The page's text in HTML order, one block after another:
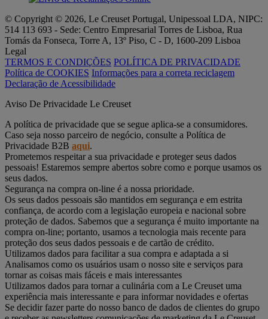
© Copyright © 2026, Le Creuset Portugal, Unipessoal LDA, NIPC:
514 113 693 - Sede: Centro Empresarial Torres de Lisboa, Rua
Tomás da Fonseca, Torre A, 13º Piso, C - D, 1600-209 Lisboa
Legal
TERMOS E CONDIÇÕES POLÍTICA DE PRIVACIDADE
Política de COOKIES Informações para a correta reciclagem
Declaração de Acessibilidade
Aviso De Privacidade Le Creuset
A política de privacidade que se segue aplica-se a consumidores.
Caso seja nosso parceiro de negócio, consulte a Política de
Privacidade B2B aqui.
Prometemos respeitar a sua privacidade e proteger seus dados
pessoais! Estaremos sempre abertos sobre como e porque usamos os
seus dados.
Segurança na compra on-line é a nossa prioridade.
Os seus dados pessoais são mantidos em segurança e em estrita
confiança, de acordo com a legislação europeia e nacional sobre
proteção de dados. Sabemos que a segurança é muito importante na
compra on-line; portanto, usamos a tecnologia mais recente para
proteção dos seus dados pessoais e de cartão de crédito.
Utilizamos dados para facilitar a sua compra e adaptada a si
Analisamos como os usuários usam o nosso site e serviços para
tornar as coisas mais fáceis e mais interessantes
Utilizamos dados para tornar a culinária com a Le Creuset uma
experiência mais interessante e para informar novidades e ofertas
Se decidir fazer parte do nosso banco de dados de clientes do grupo